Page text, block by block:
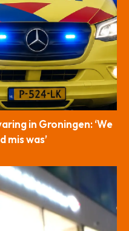
in Groningen: ‘We
was’